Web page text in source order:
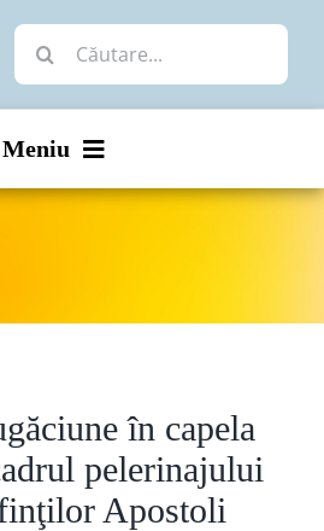
Cautare...
Meniu
în capela
pelerinajului
Apostoli